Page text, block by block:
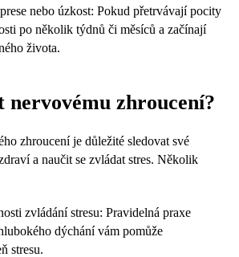
nebo úzkost: Pokud přetrvávají pocity
po několik týdnů či měsíců a začínají
života.
nervovému zhroucení?
zhroucení je důležité sledovat své
a naučit se zvládat stres. Několik
zvládání stresu: Pravidelná praxe
dýchání vám pomůže
stresu.